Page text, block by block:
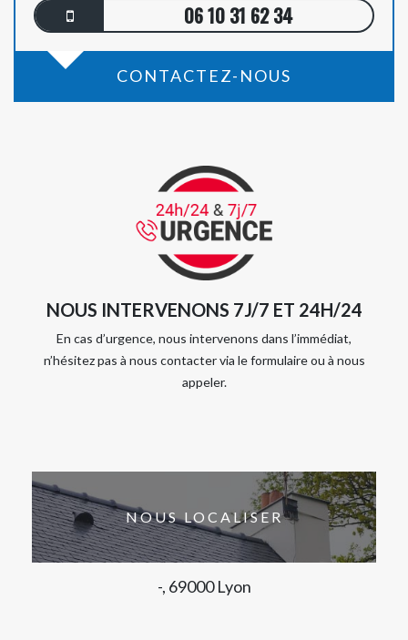
06 10 31 62 34
CONTACTEZ-NOUS
NOUS INTERVENONS 7J/7 ET 24H/24
En cas d’urgence, nous intervenons dans l’immédiat,
n’hésitez pas à nous contacter via le formulaire ou à nous
appeler.
NOUS LOCALISER
-, 69000 Lyon